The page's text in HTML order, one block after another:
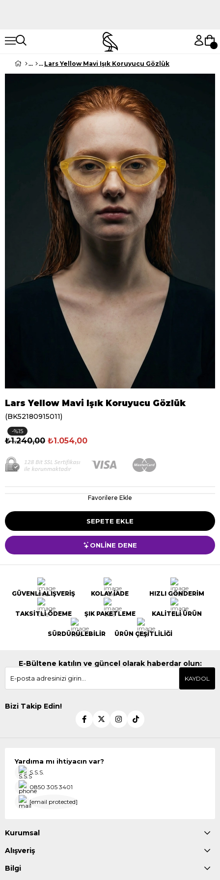
Lars Yellow Mavi Işık Koruyucu Gözlük
Lars Yellow Mavi Işık Koruyucu Gözlük
(BK52180915011)
15
₺1.240,00 ₺1.054,00
Favorilere Ekle
ONLİNE DENE
GÜVENLİ ALIŞVERİŞ KOLAY İADE HIZLI GÖNDERİM
TAKSİTLİ ÖDEME ŞIK PAKETLEME KALİTELİ ÜRÜN
SÜRDÜRÜLEBİLİR ÜRÜN ÇEŞİTLİLİĞİ
E-Bültene katılın ve güncel olarak haberdar olun:
KAYDOL
Bizi Takip Edin!
Yardıma mı ihtiyacın var?
S.S.S.
0850 305 3401
[email protected]
Kurumsal
Alışveriş
Bilgi